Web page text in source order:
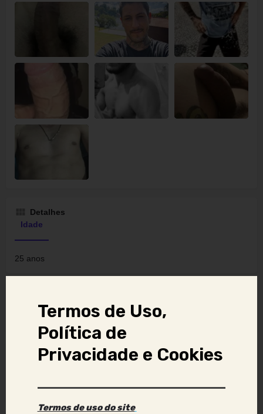
Detalhes
Idade
25 anos
Curitiba, Paraná, Brasil
Forma de atendimento principal
Termos de Uso,
Política de
Privacidade e Cookies
Termos de uso do site